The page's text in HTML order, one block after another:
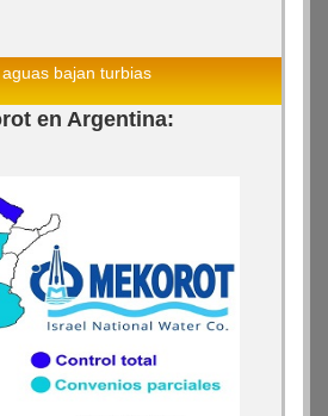
aguas bajan turbias
en Argentina: